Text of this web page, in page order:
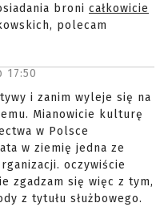
broni całkowicie
polecam
17:50
i zanim wyleje się na
Mianowicie kulturę
w Polsce
w ziemię jedna ze
oczywiście
zgadzam się więc z tym,
z tytułu służbowego.